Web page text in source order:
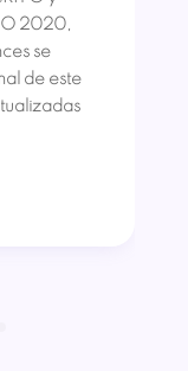
2020,
se
de este